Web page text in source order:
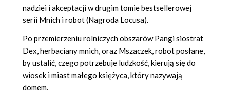
nadziei i akceptacji w drugim tomie bestsellerowej
serii Mnich i robot (Nagroda Locusa).
Po przemierzeniu rolniczych obszarów Pangi siostrat
Dex, herbaciany mnich, oraz Mszaczek, robot posłane,
by ustalić, czego potrzebuje ludzkość, kierują się do
wiosek i miast małego księżyca, który nazywają
domem.